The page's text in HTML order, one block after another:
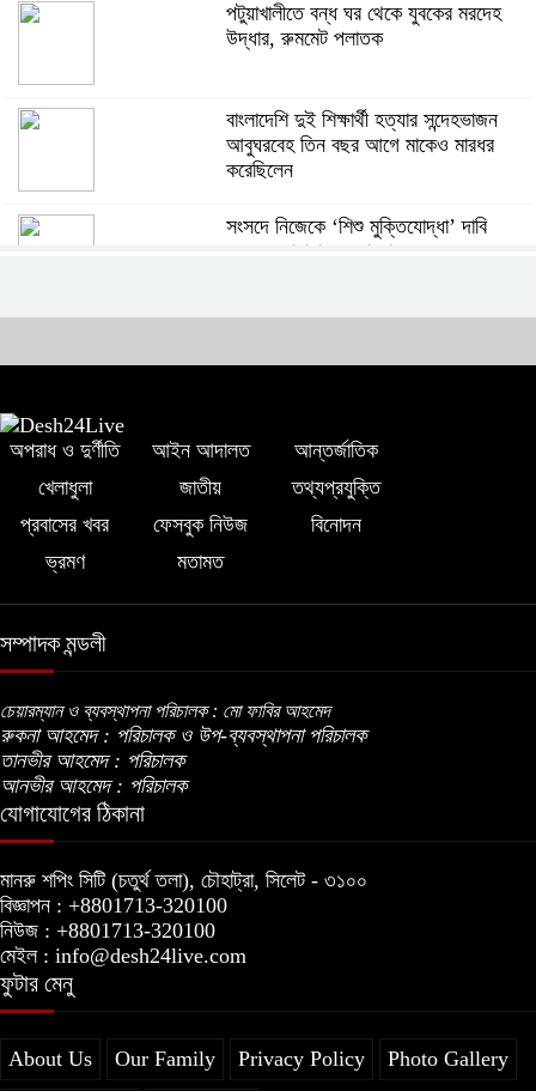
পটুয়াখালীতে বন্ধ ঘর থেকে যুবকের মরদেহ
উদ্ধার, রুমমেট পলাতক
বাংলাদেশি দুই শিক্ষার্থী হত্যার সন্দেহভাজন
আবুঘরবেহ তিন বছর আগে মাকেও মারধর
করেছিলেন
সংসদে নিজেকে ‘শিশু মুক্তিযোদ্ধা’ দাবি
করলেন জামায়াত নেতা তাহের
বিএনপির প্রতি আস্থা হারাচ্ছি: সংসদে নাহিদ
ইসলামের মন্তব্য
অপরাধ ও দুর্ণীতি আইন আদালত
আন্তর্জাতিক
খেলাধুলা
জাতীয়
তথ্যপ্রযুক্তি
প্রবাসের খবর
ফেসবুক নিউজ
বিনোদন
ভ্রমণ
মতামত
সম্পাদক মন্ডলী
চেয়ারম্যান ও ব্যবস্থাপনা পরিচালক : মো ফাবির আহমেদ
রুকনা আহমেদ : পরিচালক ও উপ-ব্যবস্থাপনা পরিচালক
তানভীর আহমেদ : পরিচালক
আনভীর আহমেদ : পরিচালক
যোগাযোগের ঠিকানা
মানরু শপিং সিটি (চতুর্থ তলা), চৌহাট্রা, সিলেট - ৩১০০
বিজ্ঞাপন : +8801713-320100
নিউজ : +8801713-320100
মেইল : info@desh24live.com
ফুটার মেনু
About Us Our Family Privacy Policy Photo Gallery